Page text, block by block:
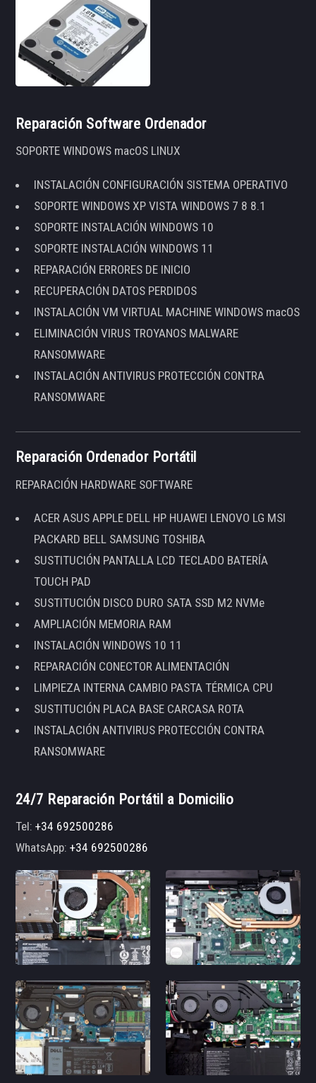
Reparación Software Ordenador
SOPORTE WINDOWS macOS LINUX
INSTALACIÓN CONFIGURACIÓN SISTEMA OPERATIVO
SOPORTE WINDOWS XP VISTA WINDOWS 7 8 8.1
SOPORTE INSTALACIÓN WINDOWS 10
SOPORTE INSTALACIÓN WINDOWS 11
REPARACIÓN ERRORES DE INICIO
RECUPERACIÓN DATOS PERDIDOS
INSTALACIÓN VM VIRTUAL MACHINE WINDOWS macOS
ELIMINACIÓN VIRUS TROYANOS MALWARE
RANSOMWARE
INSTALACIÓN ANTIVIRUS PROTECCIÓN CONTRA
RANSOMWARE
Reparación Ordenador Portátil
REPARACIÓN HARDWARE SOFTWARE
ACER ASUS APPLE DELL HP HUAWEI LENOVO LG MSI
PACKARD BELL SAMSUNG TOSHIBA
SUSTITUCIÓN PANTALLA LCD TECLADO BATERÍA
TOUCH PAD
SUSTITUCIÓN DISCO DURO SATA SSD M2 NVMe
AMPLIACIÓN MEMORIA RAM
INSTALACIÓN WINDOWS 10 11
REPARACIÓN CONECTOR ALIMENTACIÓN
LIMPIEZA INTERNA CAMBIO PASTA TÉRMICA CPU
SUSTITUCIÓN PLACA BASE CARCASA ROTA
INSTALACIÓN ANTIVIRUS PROTECCIÓN CONTRA
RANSOMWARE
24/7 Reparación Portátil a Domicilio
Tel:+34 692500286
WhatsApp:+34 692500286